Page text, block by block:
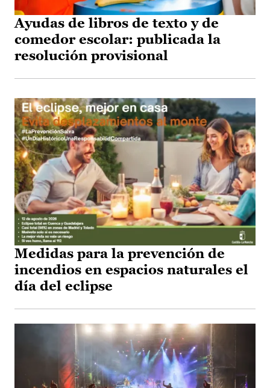
Ayudas de libros de texto y de
comedor escolar: publicada la
resolución provisional
Medidas para la prevención de
incendios en espacios naturales el
día del eclipse